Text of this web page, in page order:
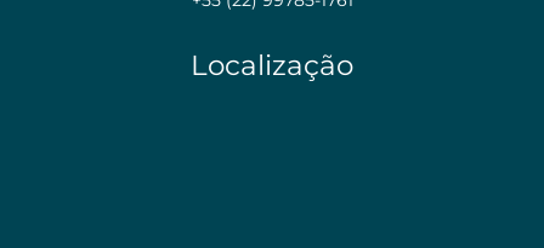
Localização